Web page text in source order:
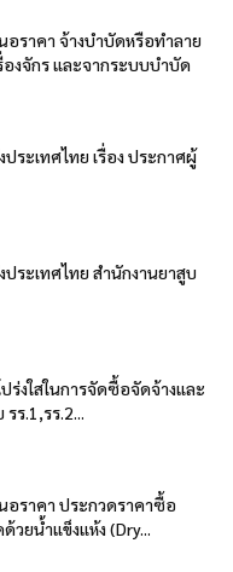
อราคา จ้างบำบัดหรือทำลาย
องจักร และจากระบบบำบัด
ระเทศไทย เรื่อง ประกาศผู้
ระเทศไทย สำนักงานยาสูบ
ปร่งใสในการจัดซื้อจัดจ้างและ
ร.1,รร.2...
อราคา ประกวดราคาซื้อ
วยน้ำแข็งแห้ง (Dry...